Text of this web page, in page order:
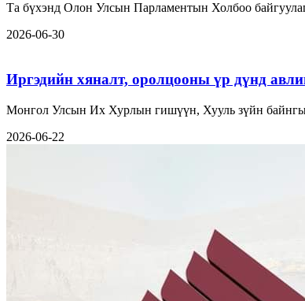
Та бүхэнд Олон Улсын Парламентын Холбоо
2026-06-30
Иргэдийн хяналт, оролцооны үр дүнд
Монгол Улсын Их Хурлын гишүүн, Хууль зүйн
2026-06-22